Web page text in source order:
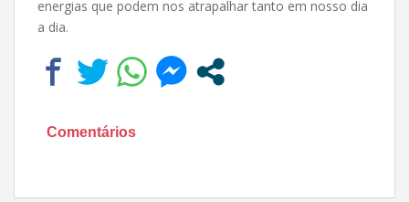
energias que podem nos atrapalhar tanto em nosso dia
a dia.
Comentários